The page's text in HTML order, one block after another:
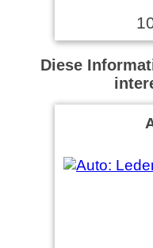
Diese